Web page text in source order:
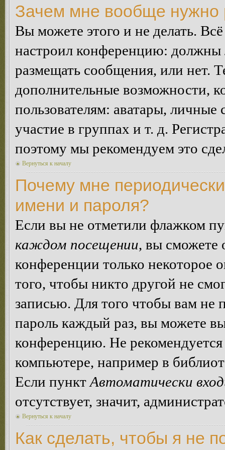
Зачем мне вообще нужно
Вы можете этого и не делать.
настроил конференцию: должны
размещать сообщения, или нет.
дополнительные возможности,
пользователям: аватары,
участие в группах и т. д.
поэтому мы рекомендуем это
Вернуться к началу
Почему мне
имени и пароля?
Если вы не отметили флажком
каждом посещении, вы сможете
конференции только некоторое
того, чтобы никто другой не
записью. Для того чтобы вам не
пароль каждый раз, вы можете
конференцию. Не
компьютере, например в
Если пункт Автоматически
отсутствует, значит,
Вернуться к началу
Как сделать, чтобы я не